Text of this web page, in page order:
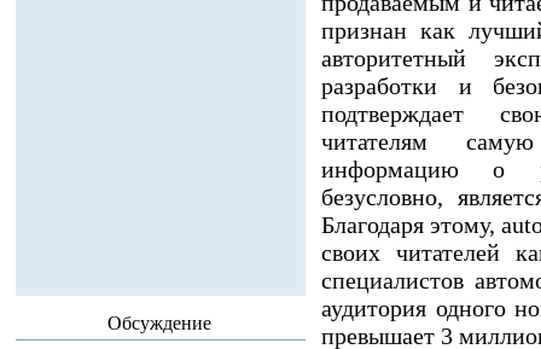
Обсуждение
признан как
авторитетный
разработки и
подтверждает
читателям
информацию о
безусловно,
Благодаря этому,
своих читателей
специалистов
аудитория одного
превышает 3